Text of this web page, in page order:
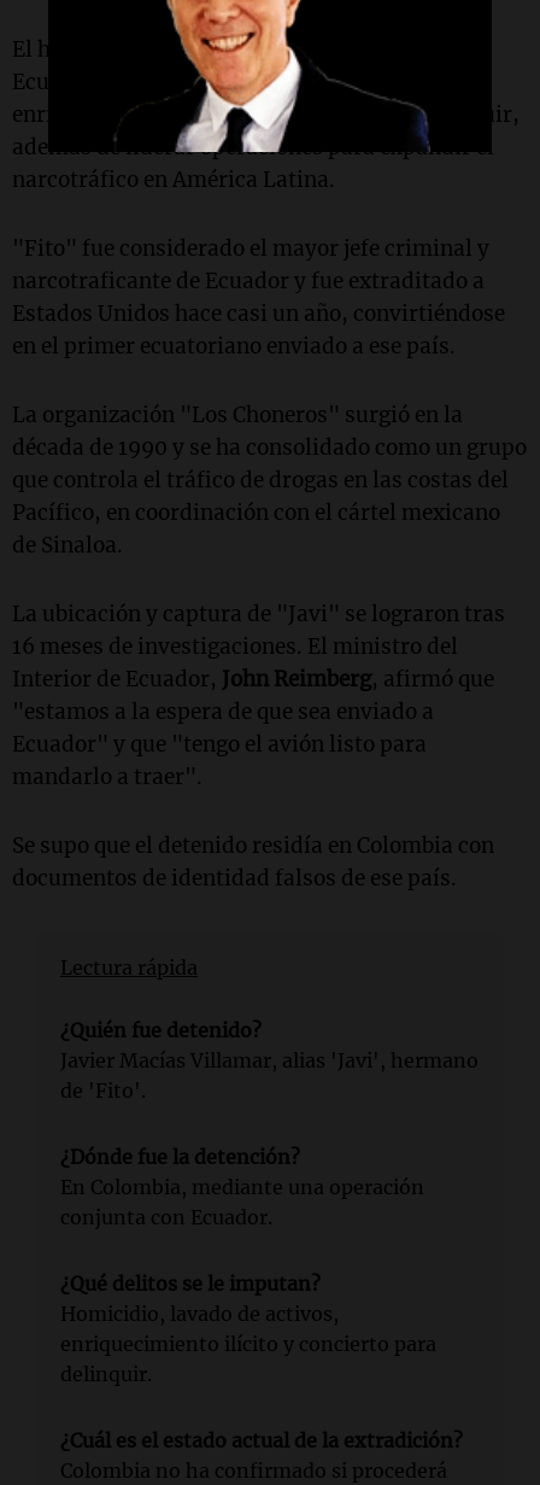
El hermano de "Fito" enfrenta acusaciones en
Ecuador por homicidio, lavado de activos,
enriquecimiento ilícito y concierto para delinquir,
además de liderar operaciones para expandir el
narcotráfico en América Latina.
"Fito" fue considerado el mayor jefe criminal y
narcotraficante de Ecuador y fue extraditado a
Estados Unidos hace casi un año, convirtiéndose
en el primer ecuatoriano enviado a ese país.
La organización "Los Choneros" surgió en la
década de 1990 y se ha consolidado como un grupo
que controla el tráfico de drogas en las costas del
Pacífico, en coordinación con el cártel mexicano
de Sinaloa.
La ubicación y captura de "Javi" se lograron tras
16 meses de investigaciones. El ministro del
Interior de Ecuador, John Reimberg, afirmó que
"estamos a la espera de que sea enviado a
Ecuador" y que "tengo el avión listo para
mandarlo a traer".
Se supo que el detenido residía en Colombia con
documentos de identidad falsos de ese país.
Lectura rápida
¿Quién fue detenido?
Javier Macías Villamar, alias 'Javi', hermano
de 'Fito'.
¿Dónde fue la detención?
En Colombia, mediante una operación
conjunta con Ecuador.
¿Qué delitos se le imputan?
Homicidio, lavado de activos,
enriquecimiento ilícito y concierto para
delinquir.
¿Cuál es el estado actual de la extradición?
Colombia no ha confirmado si procederá